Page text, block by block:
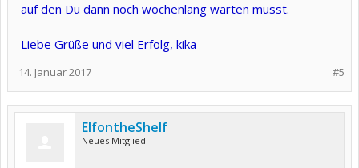
auf den Du dann noch wochenlang warten musst.
Liebe Grüße und viel Erfolg, kika
#5
14. Januar 2017
ElfontheShelf
Neues Mitglied